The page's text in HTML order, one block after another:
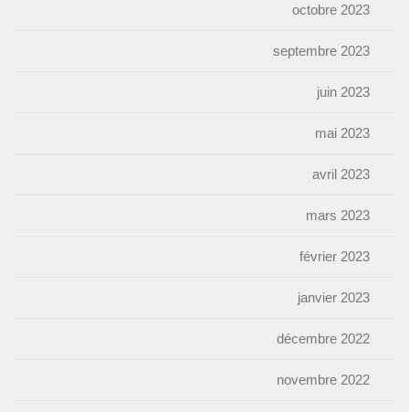
octobre 2023
septembre 2023
juin 2023
mai 2023
avril 2023
mars 2023
février 2023
janvier 2023
décembre 2022
novembre 2022